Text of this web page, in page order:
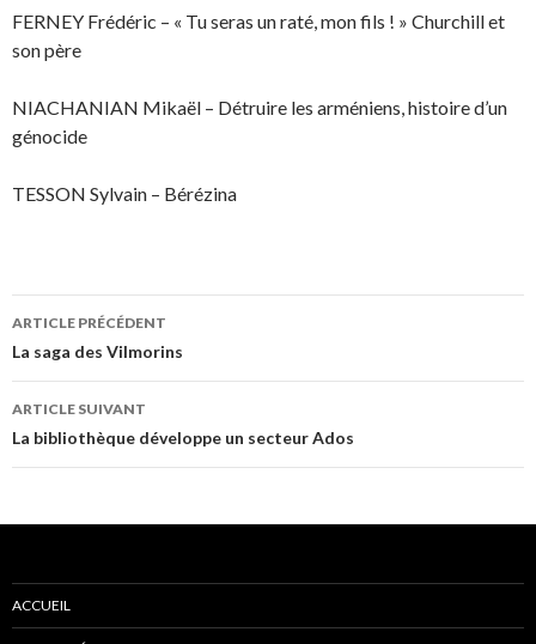
FERNEY Frédéric – « Tu seras un raté, mon fils ! » Churchill et
son père
NIACHANIAN Mikaël – Détruire les arméniens, histoire d’un
génocide
TESSON Sylvain – Bérézina
Navigation
des
articles
ARTICLE PRÉCÉDENT
La saga des Vilmorins
ARTICLE SUIVANT
La bibliothèque développe un secteur Ados
ACCUEIL